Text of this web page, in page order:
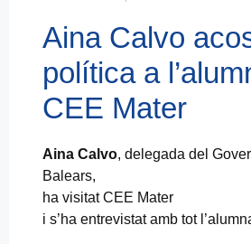
Aina Calvo
política a
CEE Mater
Aina Calvo, delegada del
Balears,
ha visitat CEE Mater
i s’ha entrevistat amb tot